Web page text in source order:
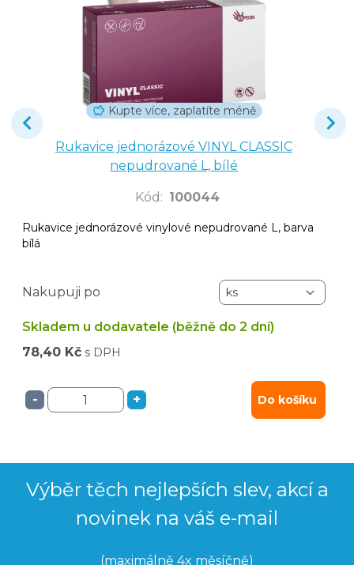
Kupte více, zaplatíte méně
Rukavice jednorázové VINYL CLASSIC
nepudrované L, bílé
Kód : 100044
Rukavice jednorázové vinylové nepudrované L, barva
bílá
Nakupuji po
Skladem u dodavatele (běžně do 2 dní)
78,40 Kč s DPH
- + Do košíku
Výběr těch nejlepších slev, akcí a
novinek na váš e-mail
(maximálně 4x měsíčně)